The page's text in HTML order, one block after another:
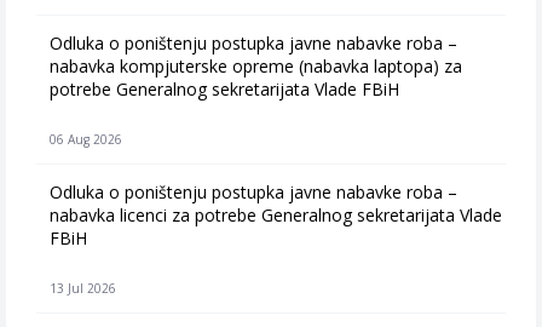
Odluka o poništenju postupka javne nabavke roba –
nabavka kompjuterske opreme (nabavka laptopa) za
potrebe Generalnog sekretarijata Vlade FBiH
06 Aug 2026
Odluka o poništenju postupka javne nabavke roba –
nabavka licenci za potrebe Generalnog sekretarijata Vlade
FBiH
13 Jul 2026